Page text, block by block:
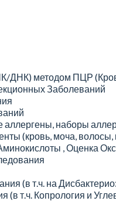
ДНК) методом ПЦР
Заболеваний
наборы
(кровь, моча, волосы,
, Оценка
(в т.ч. на
т.ч. Копрология и